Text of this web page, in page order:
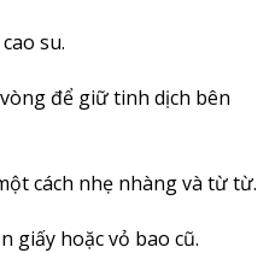
su.
để giữ tinh dịch bên
cách nhẹ nhàng và từ từ.
giấy hoặc vỏ bao cũ.